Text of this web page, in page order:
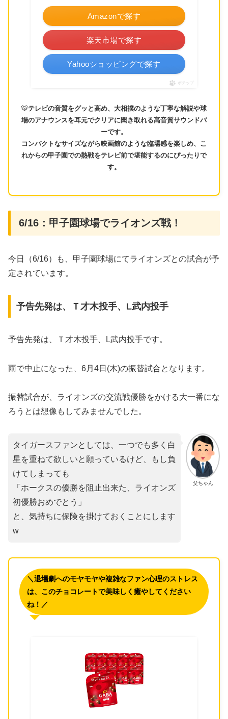
Amazonで探す
楽天市場で探す
Yahooショッピングで探す
ポチップ
🐯テレビの音質をグッと高め、大相撲のような丁寧な解説や球
場のアナウンスを耳元でクリアに聞き取れる高音質サウンドバ
ーです。
コンパクトなサイズながら映画館のような臨場感を楽しめ、こ
れからの甲子園での熱戦をテレビ前で堪能するのにぴったりで
す。
6/16：甲子園球場でライオンズ戦！
今日（6/16）も、甲子園球場にてライオンズとの試合が予
定されています。
予告先発は、Ｔ才木投手、L武内投手
予告先発は、Ｔ才木投手、L武内投手です。
雨で中止になった、6月4日(木)の振替試合となります。
振替試合が、ライオンズの交流戦優勝をかける大一番にな
ろうとは想像もしてみませんでした。
父ちゃん
タイガースファンとしては、一つでも多く白
星を重ねて欲しいと願っているけど、もし負
けてしまっても
「ホークスの優勝を阻止出来た、ライオンズ
初優勝おめでとう」
と、気持ちに保険を掛けておくことにします
w
＼退場劇へのモヤモヤや複雑なファン心理のストレス
は、このチョコレートで美味しく癒やしてください
ね！／